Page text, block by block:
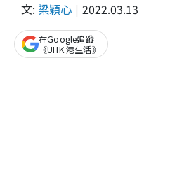
文: 梁穎心 2022.03.13
在Google追蹤
《UHK 港生活》